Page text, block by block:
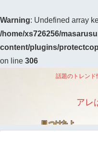
Warning: Undefined array
/home/xs726256/
content/plugins/
on line 306
話題のトレンド
アレ